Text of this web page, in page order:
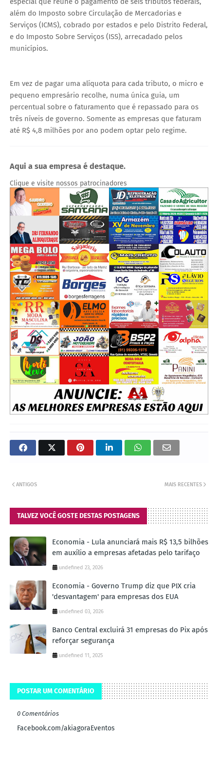
além do Imposto sobre Circulação de Mercadorias e
Serviços (ICMS), cobrado por estados e pelo Distrito Federal,
e do Imposto Sobre Serviços (ISS), arrecadado pelos
municípios.
Em vez de pagar uma alíquota para cada tributo, o micro e
pequeno empresário recolhe, numa única guia, um
percentual sobre o faturamento que é repassado para os
três níveis de governo. Somente as empresas que faturam
até R$ 4,8 milhões por ano podem optar pelo regime.
Aqui a sua empresa é destaque.
Clique e visite nossos patrocinadores
MAIS RECENTES
ANTIGOS
TALVEZ VOCÊ GOSTE DESTAS POSTAGENS
Economia - Lula anunciará mais R$ 13,5 bilhões
em auxílio a empresas afetadas pelo tarifaço
undefined 23, 2026
Economia - Governo Trump diz que PIX cria
'desvantagem' para empresas dos EUA
undefined 03, 2026
Banco Central excluirá 31 empresas do Pix após
reforçar segurança
undefined 11, 2025
POSTAR UM COMENTÁRIO
0 Comentários
Facebook.com/akiagoraEventos